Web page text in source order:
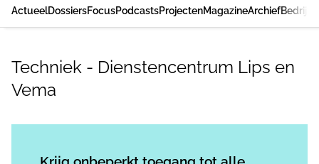
ActueelDossiersFocusPodcastsProjectenMagazineArchief
Techniek - Dienstencentrum Lips en
Vema